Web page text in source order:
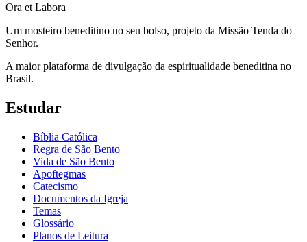
Ora et Labora
Um mosteiro beneditino no seu bolso, projeto da Missão Tenda do
Senhor.
A maior plataforma de divulgação da espiritualidade beneditina no
Brasil.
Estudar
Bíblia Católica
Regra de São Bento
Vida de São Bento
Apoftegmas
Catecismo
Documentos da Igreja
Temas
Glossário
Planos de Leitura